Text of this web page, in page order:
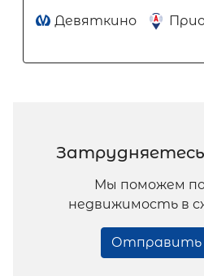
Девяткино
Мы поможем
недвижимость в
Отправить